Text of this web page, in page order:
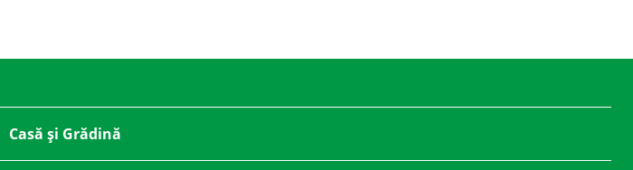
Casă și Grădină